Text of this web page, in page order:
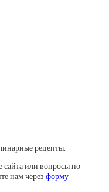
рецепты.
сайта или вопросы по
нам через форму